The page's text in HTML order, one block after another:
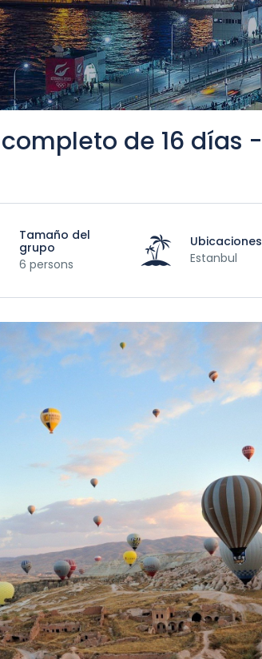
de 16 días -
Tamaño del
grupo
6 persons
Ubicaciones
Estanbul